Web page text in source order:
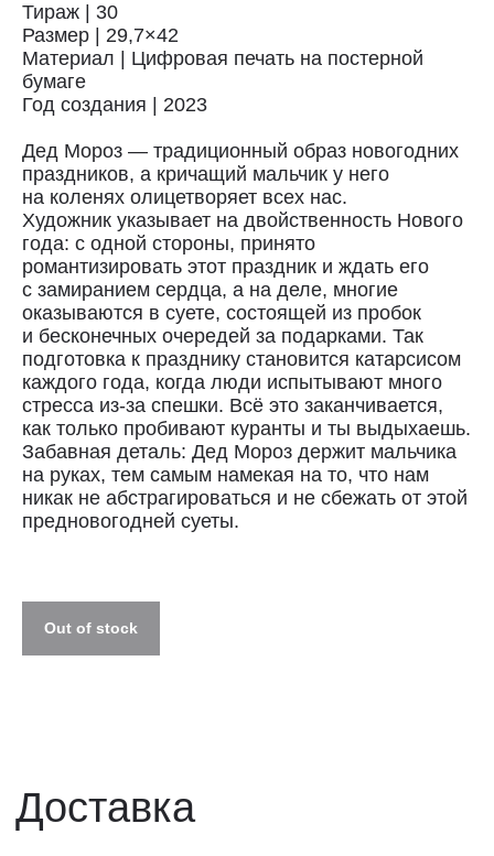
Тираж | 30
Размер | 29,7×42
Материал | Цифровая печать на постерной
бумаге
Год создания | 2023
Дед Мороз — традиционный образ новогодних
праздников, а кричащий мальчик у него
на коленях олицетворяет всех нас.
Художник указывает на двойственность Нового
года: с одной стороны, принято
романтизировать этот праздник и ждать его
с замиранием сердца, а на деле, многие
оказываются в суете, состоящей из пробок
и бесконечных очередей за подарками. Так
подготовка к празднику становится катарсисом
каждого года, когда люди испытывают много
стресса из-за спешки. Всё это заканчивается,
как только пробивают куранты и ты выдыхаешь.
Забавная деталь: Дед Мороз держит мальчика
на руках, тем самым намекая на то, что нам
никак не абстрагироваться и не сбежать от этой
предновогодней суеты.
Out of stock
Доставка осуществляется курьерской
службой СДЭК за счёт покупателя.
Сроки доставки: 2−3 дня по Санкт-
Петербургу и 3−8 дней по России.
Самовывоз из магазина в Санкт-
Петербурге возможен
по предварительной договорённости
+7 (921) 433-35-93
Доставка
ВКОНТАКТЕ↗ ИТЕЛЕГРАМ↗
ПОЧТА:
INFO@STREET-ART-STORAGE.COM